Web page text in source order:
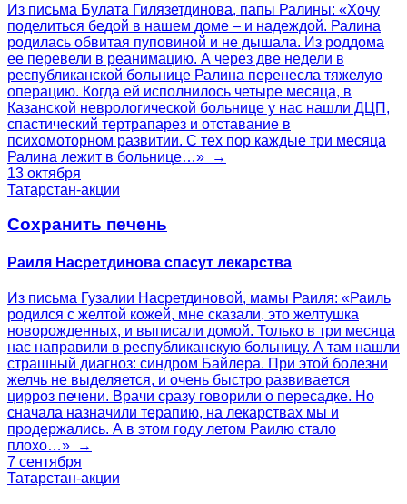
Из письма Булата Гилязетдинова, папы Ралины: «Хочу
поделиться бедой в нашем доме – и надеждой. Ралина
родилась обвитая пуповиной и не дышала. Из роддома
ее перевели в реанимацию. А через две недели в
республиканской больнице Ралина перенесла тяжелую
операцию. Когда ей исполнилось четыре месяца, в
Казанской неврологической больнице у нас нашли ДЦП,
спастический тертрапарез и отставание в
психомоторном развитии. С тех пор каждые три месяца
Ралина лежит в больнице…» →
13 октября
Татарстан-акции
Сохранить печень
Раиля Насретдинова спасут лекарства
Из письма Гузалии Насретдиновой, мамы Раиля: «Раиль
родился c желтой кожей, мне сказали, это желтушка
новорожденных, и выписали домой. Только в три месяца
нас направили в республиканскую больницу. А там нашли
страшный диагноз: синдром Байлера. При этой болезни
желчь не выделяется, и очень быстро развивается
цирроз печени. Врачи сразу говорили о пересадке. Но
сначала назначили терапию, на лекарствах мы и
продержались. А в этом году летом Раилю стало
плохо…» →
7 сентября
Татарстан-акции